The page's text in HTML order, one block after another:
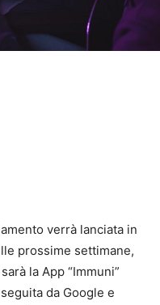
verrà lanciata in
prossime settimane,
la App “Immuni”
da Google e